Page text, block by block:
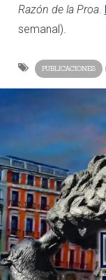
Razón de la Proa.
semanal).
PUBLICACIONES